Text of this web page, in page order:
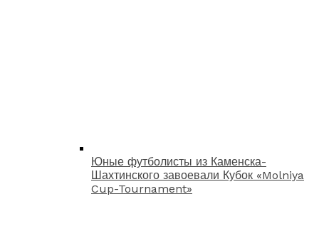
Юные футболисты из Каменска-
Шахтинского завоевали Кубок «Molniya
Cup-Tournament»